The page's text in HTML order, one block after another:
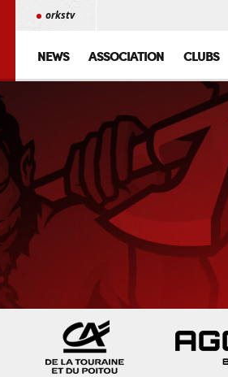
orkstv
NEWS ASSOCIATION CLUBS